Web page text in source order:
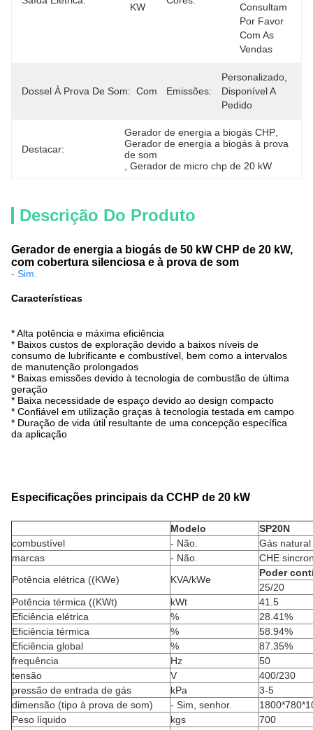
KW
Consultam
Por Favor
Com As
Vendas
Dossel À Prova De Som: Com Emissões:
Personalizado,
Disponível A
Pedido
Destacar:
Gerador de energia a biogás CHP
Gerador de energia a biogás à prova
de som
, Gerador de micro chp de 20 kW
Descrição Do Produto
Gerador de energia a biogás de 50 kW CHP de 20 kW,
com cobertura silenciosa e à prova de som
- Sim.
Características
* Alta potência e máxima eficiência
* Baixos custos de exploração devido a baixos níveis de
consumo de lubrificante e combustível, bem como a intervalos
de manutenção prolongados
* Baixas emissões devido à tecnologia de combustão de última
geração
* Baixa necessidade de espaço devido ao design compacto
* Confiável em utilização graças à tecnologia testada em campo
* Duração de vida útil resultante de uma concepção específica
da aplicação
Especificações principais da CCHP de 20 kW
Modelo
SP20N
combustível
- Não.
Gás natural
marcas
- Não.
CHE
Potência elétrica ((KWe)
KVA/kWe
Poder
25/20
Potência térmica ((KWt)
kWt
41.5
Eficiência elétrica
%
28.41%
Eficiência térmica
%
58.94%
Eficiência global
%
87.35%
frequência
Hz
50
tensão
V
400/230
pressão de entrada de gás
kPa
3-5
dimensão (tipo à prova de som)
- Sim, senhor.
Peso líquido
kgs 700